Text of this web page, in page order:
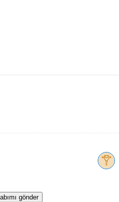
gönder